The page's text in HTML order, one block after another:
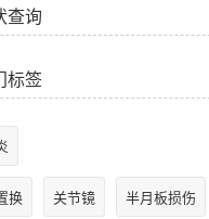
查询
标签
换 关节镜 半月板损伤